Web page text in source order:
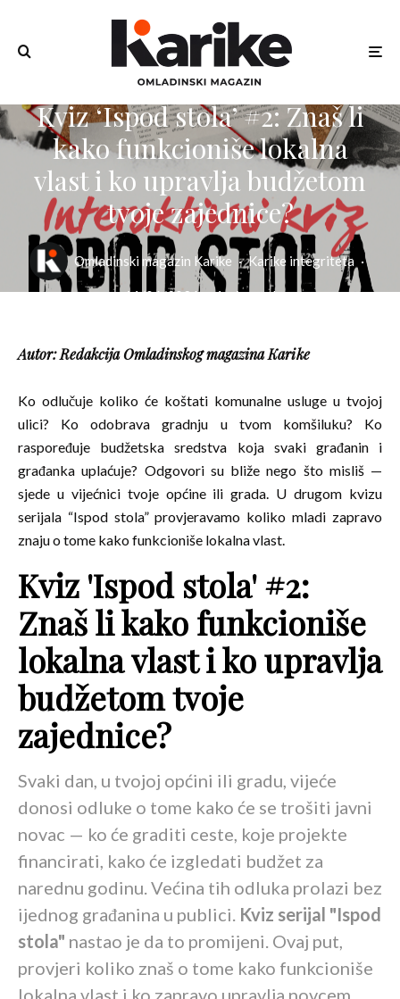
Kviz ‘Ispod stola’ #2: Znaš li
kako funkcioniše lokalna
vlast i ko upravlja budžetom
tvoje zajednice?
Omladinski magazin Karike · Karike integriteta ·
11/06/2026 · 1 min read
Autor: Redakcija Omladinskog magazina Karike
Ko odlučuje koliko će koštati komunalne usluge u tvojoj
ulici? Ko odobrava gradnju u tvom komšiluku? Ko
raspoređuje budžetska sredstva koja svaki građanin i
građanka uplaćuje? Odgovori su bliže nego što misliš —
sjede u vijećnici tvoje općine ili grada. U drugom kvizu
serijala “Ispod stola” provjeravamo koliko mladi zapravo
znaju o tome kako funkcioniše lokalna vlast.
Kviz 'Ispod stola' #2:
Znaš li kako funkcioniše
lokalna vlast i ko upravlja
budžetom tvoje
zajednice?
Svaki dan, u tvojoj općini ili gradu, vijeće
donosi odluke o tome kako će se trošiti javni
novac — ko će graditi ceste, koje projekte
financirati, kako će izgledati budžet za
narednu godinu. Većina tih odluka prolazi bez
ijednog građanina u publici. Kviz serijal "Ispod
stola" nastao je da to promijeni. Ovaj put,
provjeri koliko znaš o tome kako funkcioniše
lokalna vlast i ko zapravo upravlja novcem